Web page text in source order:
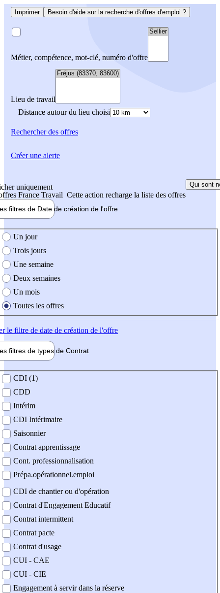
Imprimer Besoin d'aide sur la recherche d'offres d'emploi ?
Métier, compétence, mot-clé, numéro d'offre
Lieu de travail
Distance autour du lieu choisi
Rechercherdes offres
uniquement
France Travail Cette action recharge la liste des offres
Qui sont
filtres de Date de création de l'offre
création de l'offre
Un jour
Trois jours
Une semaine
Deux semaines
Un mois
Toutes les offres
le filtre de date de création de l'offre
filtres de types de Contrat
contrat
CDI (1)
CDD
Intérim
CDI Intérimaire
Saisonnier
Contrat apprentissage
Cont. professionnalisation
Prépa.opérationnel.emploi
CDI de chantier ou d'opération
Contrat d'Engagement Educatif
Contrat intermittent
Contrat pacte
Contrat d'usage
CUI - CAE
CUI - CIE
Engagement à servir dans la réserve
Créer une alerte